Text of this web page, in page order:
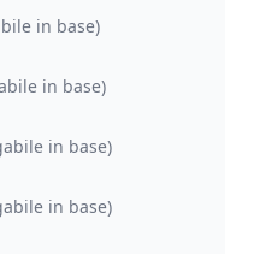
in base)
in base)
in base)
in base)